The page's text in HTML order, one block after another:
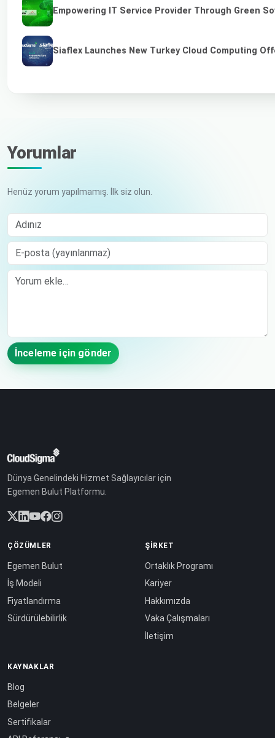
Empowering IT Service Provider Through Green
Siaflex Launches New Turkey Cloud Computing
Yorumlar
Henüz yorum yapılmamış. İlk siz olun.
Adınız
E-posta (yayınlanmaz)
Comment
İnceleme için gönder
Dünya Genelindeki Hizmet Sağlayıcılar için
Egemen Bulut Platformu.
ÇÖZÜMLER
Egemen Bulut
İş Modeli
Fiyatlandırma
Sürdürülebilirlik
ŞIRKET
Ortaklık Programı
Kariyer
Hakkımızda
Vaka Çalışmaları
İletişim
KAYNAKLAR
Blog
Belgeler
Sertifikalar